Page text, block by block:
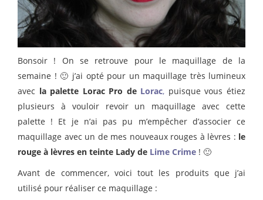
Bonsoir ! On se retrouve pour le maquillage de la
semaine ! 🙂 j’ai opté pour un maquillage très lumineux
avec la palette Lorac Pro de Lorac, puisque vous étiez
plusieurs à vouloir revoir un maquillage avec cette
palette ! Et je n’ai pas pu m’empêcher d’associer ce
maquillage avec un de mes nouveaux rouges à lèvres : le
rouge à lèvres en teinte Lady de Lime Crime ! 🙂
Avant de commencer, voici tout les produits que j’ai
utilisé pour réaliser ce maquillage :